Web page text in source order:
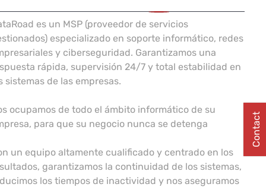
es un MSP (proveedor de servicios
especializado en soporte informático, redes
y ciberseguridad. Garantizamos una
rápida, supervisión 24/7 y total estabilidad en
sistemas de las empresas.
ocupamos de todo el ámbito informático de su
para que su negocio nunca se detenga
un equipo altamente cualificado y centrado en los
garantizamos la continuidad de los sistemas,
los tiempos de inactividad y nos aseguramos
Contact